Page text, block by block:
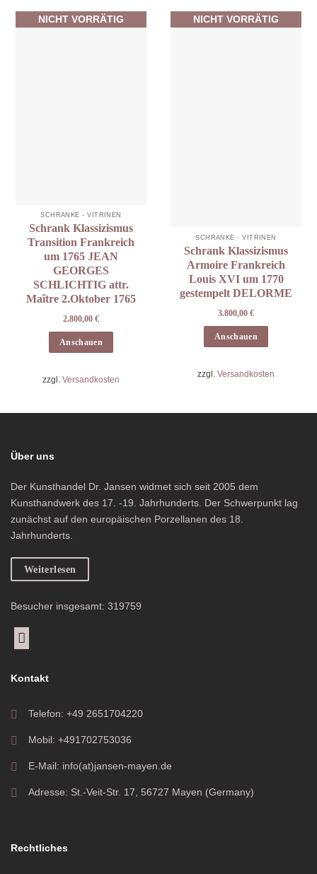
NICHT VORRÄTIG
SCHRÄNKE - VITRINEN
Schrank Klassizismus
Transition Frankreich
um 1765 JEAN
GEORGES
SCHLICHTIG attr.
Maître 2.Oktober 1765
2.800,00 €
Anschauen
zzgl. Versandkosten
NICHT VORRÄTIG
SCHRÄNKE - VITRINEN
Schrank Klassizismus
Armoire Frankreich
Louis XVI um 1770
gestempelt DELORME
3.800,00 €
Anschauen
zzgl. Versandkosten
Über uns
Der Kunsthandel Dr. Jansen widmet sich seit 2005 dem
Kunsthandwerk des 17. -19. Jahrhunderts. Der Schwerpunkt lag
zunächst auf den europäischen Porzellanen des 18.
Jahrhunderts.
Weiterlesen
Besucher insgesamt: 319759
Kontakt
Telefon: +49 2651704220
Mobil: +491702753036
E-Mail: info(at)jansen-mayen.de
Adresse: St.-Veit-Str. 17, 56727 Mayen (Germany)
Rechtliches